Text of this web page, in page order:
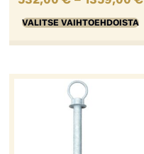
VALITSE VAIHTOEHDOISTA